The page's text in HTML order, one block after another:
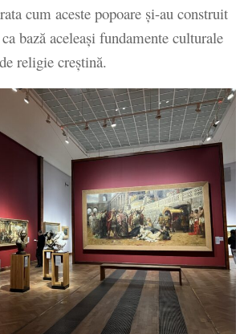
cum aceste popoare și-au construit
bază aceleași fundamente culturale
religie creștină.